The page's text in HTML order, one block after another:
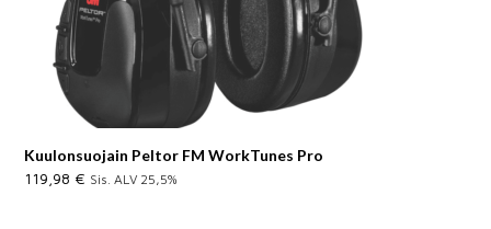
Kuulonsuojain Peltor FM WorkTunes Pro
119,98 € Sis. ALV 25,5%